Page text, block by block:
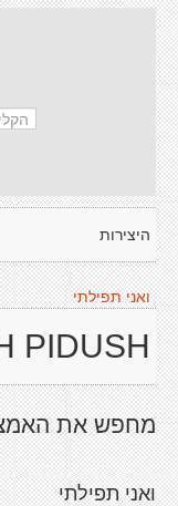
היצירות
ואני תפילתי
PIDUSH
מחפש את
ואני תפילתי